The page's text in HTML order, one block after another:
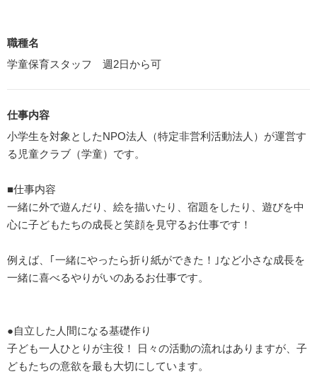
職種名
学童保育スタッフ 週2日から可
仕事内容
小学生を対象としたNPO法人（特定非営利活動法人）が運営す
る児童クラブ（学童）です。
■仕事内容
一緒に外で遊んだり、絵を描いたり、宿題をしたり、遊びを中
心に子どもたちの成長と笑顔を見守るお仕事です！
例えば、｢一緒にやったら折り紙ができた！｣など小さな成長を
一緒に喜べるやりがいのあるお仕事です。
●自立した人間になる基礎作り
子ども一人ひとりが主役！ 日々の活動の流れはありますが、子
どもたちの意欲を最も大切にしています。